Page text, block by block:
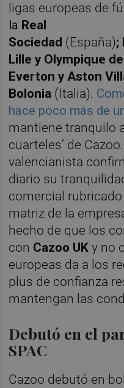
ligas europeas de
la Real
Sociedad (España);
Lille y Olympique
Everton y Aston
Bolonia (Italia).
hace poco más de
mantiene tranquilo
cuarteles’ de
valencianista
diario su
comercial
matriz de la
hecho de que los
con Cazoo UKy no
europeas da a los
plus de confianza
mantengan las
Debutó en el
SPAC
Cazoo debutó en